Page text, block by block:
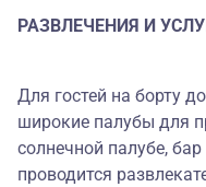
РАЗВЛЕЧЕНИЯ И
Для гостей на борту
широкие палубы для
солнечной палубе,
проводится